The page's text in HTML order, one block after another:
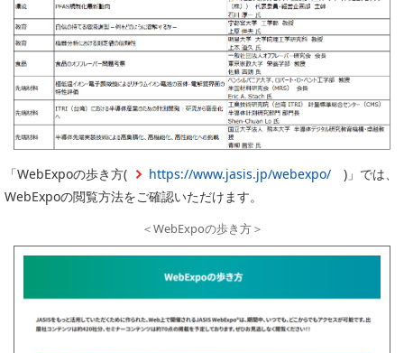
「WebExpoの歩き方( https://www.jasis.jp/webexpo/
)」では、
WebExpoの閲覧方法をご確認いただけます。
＜WebExpoの歩き方＞